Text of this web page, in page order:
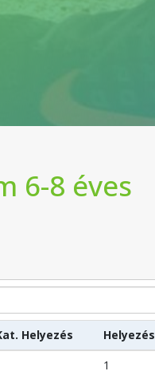
6-8 éves
Helyezés Helyezés
1